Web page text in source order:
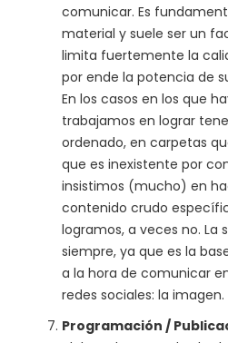
comunicar. Es
material y suele ser un
limita fuertemente la
por ende la potencia de
En los casos en los que
trabajamos en lograr
ordenado, en carpetas
que es inexistente por
insistimos (mucho) en
contenido crudo
logramos, a veces no. La
siempre, ya que es la
a la hora de comunicar
redes sociales: la imagen.
Programación /